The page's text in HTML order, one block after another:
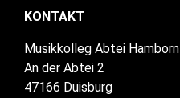
KONTAKT
Musikkolleg Abtei Hamborn
An der Abtei 2
47166 Duisburg